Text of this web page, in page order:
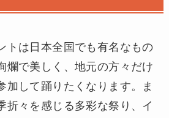
トは日本全国でも有名なもの
爛で美しく、地元の方々だけ
加して踊りたくなります。ま
折々を感じる多彩な祭り、イ